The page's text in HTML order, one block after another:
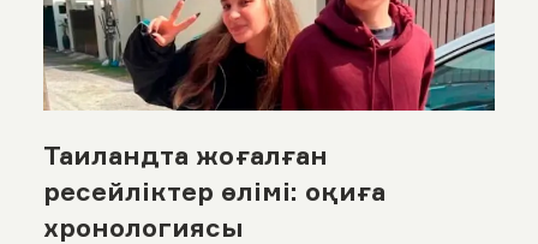
Таиландта жоғалған
ресейліктер өлімі: оқиға
хронологиясы